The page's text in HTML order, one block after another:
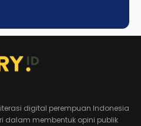
digital perempuan Indonesia
dalam membentuk opini publik